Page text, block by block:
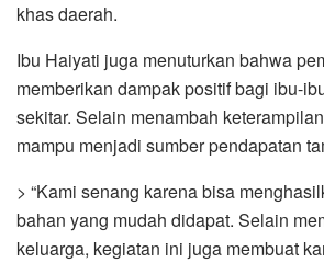
khas daerah.
Ibu Haiyati juga menuturkan bahwa
memberikan dampak positif bagi ibu-
sekitar. Selain menambah
mampu menjadi sumber pendapatan
> “Kami senang karena bisa
bahan yang mudah didapat. Selain
keluarga, kegiatan ini juga membuat